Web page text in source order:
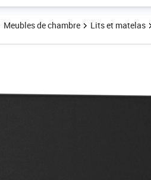
Meubles de chambre Lits et matelas